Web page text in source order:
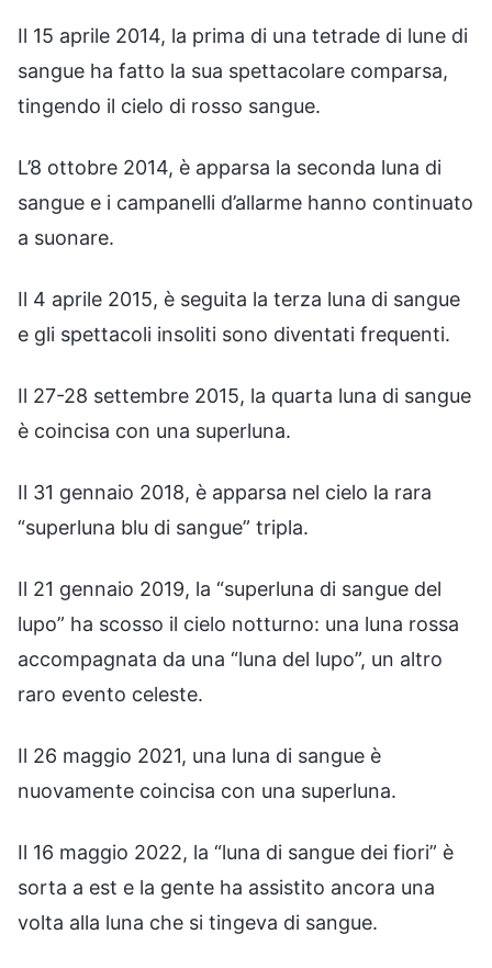
Il 15 aprile 2014, la prima di una tetrade di lune di
sangue ha fatto la sua spettacolare comparsa,
tingendo il cielo di rosso sangue.
L’8 ottobre 2014, è apparsa la seconda luna di
sangue e i campanelli d’allarme hanno continuato
a suonare.
Il 4 aprile 2015, è seguita la terza luna di sangue
e gli spettacoli insoliti sono diventati frequenti.
Il 27-28 settembre 2015, la quarta luna di sangue
è coincisa con una superluna.
Il 31 gennaio 2018, è apparsa nel cielo la rara
“superluna blu di sangue” tripla.
Il 21 gennaio 2019, la “superluna di sangue del
lupo” ha scosso il cielo notturno: una luna rossa
accompagnata da una “luna del lupo”, un altro
raro evento celeste.
Il 26 maggio 2021, una luna di sangue è
nuovamente coincisa con una superluna.
Il 16 maggio 2022, la “luna di sangue dei fiori” è
sorta a est e la gente ha assistito ancora una
volta alla luna che si tingeva di sangue.